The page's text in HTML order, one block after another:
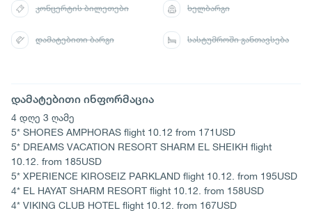
დამატებითი ინფორმაცია
4 დღე 3 ღამე
5* SHORES AMPHORAS flight 10.12 from 171USD
5* DREAMS VACATION RESORT SHARM EL SHEIKH flight
10.12. from 185USD
5* XPERIENCE KIROSEIZ PARKLAND flight 10.12. from 195USD
4* EL HAYAT SHARM RESORT flight 10.12. from 158USD
4* VIKING CLUB HOTEL flight 10.12. from 167USD
კონცერტის ბილეთები ხელბარგი
დამატებითი ბარგი სასტუმროში განთავსება